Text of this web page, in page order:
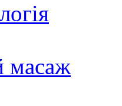
масаж